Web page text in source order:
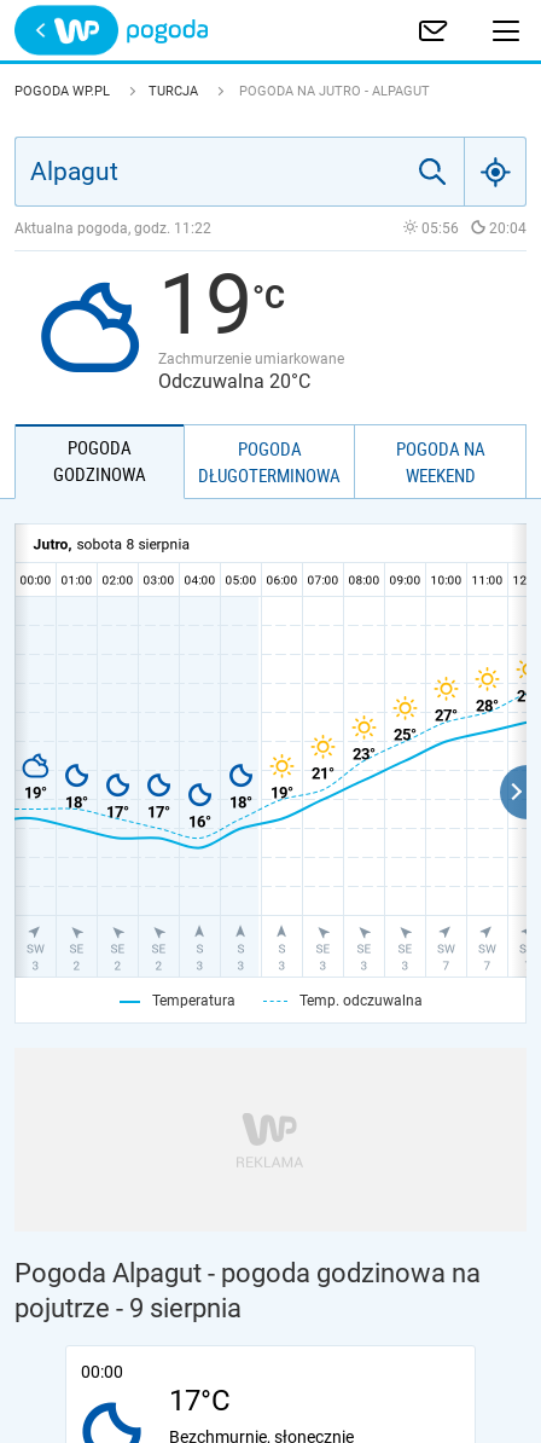
Trwa ładowanie
POLSKA
JAKOŚĆ POWIETRZA
POGODA WP.PL TURCJA POGODA NA JUTRO - ALPAGUT
Aktualna pogoda, godz. 11:22 05:56 20:04
19
Zachmurzenie umiarkowane
Odczuwalna 20°C
POGODA
GODZINOWA
POGODA
DŁUGOTERMINOWA
POGODA NA
WEEKEND
Temperatura Temp. odczuwalna
Pogoda Alpagut - pogoda godzinowa na
pojutrze - 9 sierpnia
00:00
17°C
Bezchmurnie, słonecznie